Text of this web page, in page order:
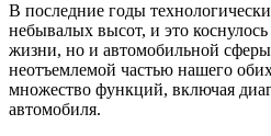
В последние годы
небывалых высот, и это
жизни, но и автомобильной
неотъемлемой частью нашего
множество функций, включая
автомобиля.